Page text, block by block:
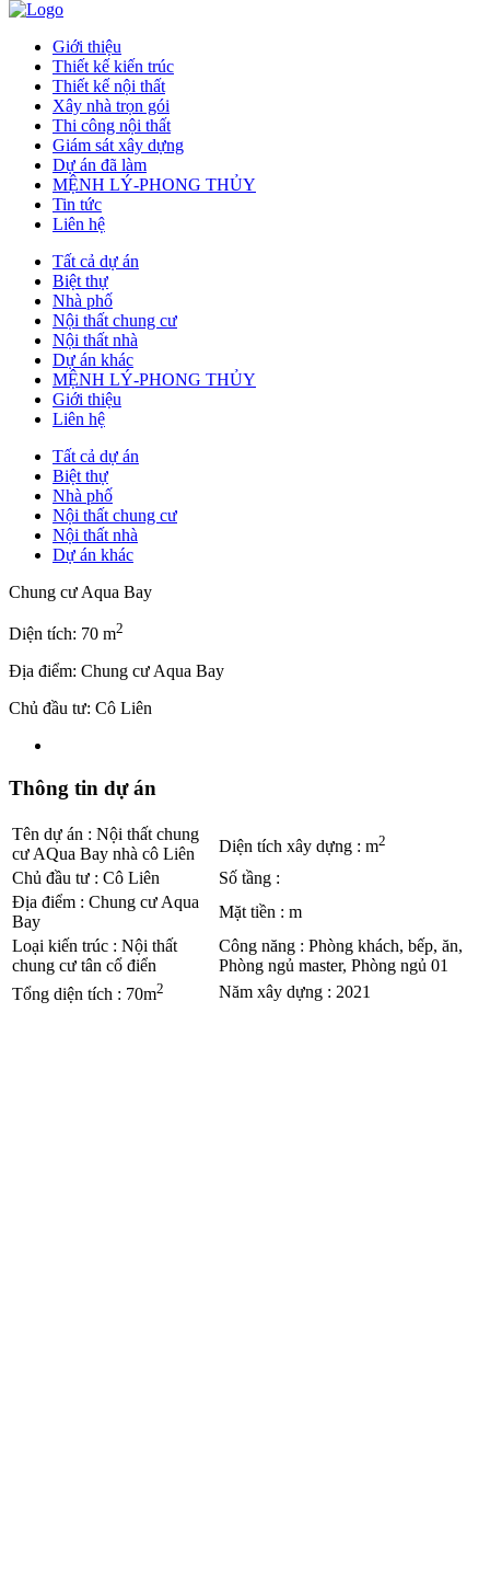
Giới thiệu
Thiết kế kiến trúc
Thiết kế nội thất
Xây nhà trọn gói
Thi công nội thất
Giám sát xây dựng
Dự án đã làm
MỆNH LÝ-PHONG THỦY
Tin tức
Liên hệ
Tất cả dự án
Biệt thự
Nhà phố
Nội thất chung cư
Nội thất nhà
Dự án khác
MỆNH LÝ-PHONG THỦY
Giới thiệu
Liên hệ
Tất cả dự án
Biệt thự
Nhà phố
Nội thất chung cư
Nội thất nhà
Dự án khác
Chung cư Aqua Bay
Diện tích: 70 m2
Địa điểm: Chung cư Aqua Bay
Chủ đầu tư: Cô Liên
Thông tin dự án
Tên dự án : Nội thất chung
cư AQua Bay nhà cô Liên
Diện tích xây dựng : m2
Chủ đầu tư : Cô Liên Số tầng :
Địa điểm : Chung cư Aqua
Bay
Mặt tiền : m
Loại kiến trúc : Nội thất
chung cư tân cổ điển
Công năng : Phòng khách, bếp, ăn,
Phòng ngủ master, Phòng ngủ 01
Tổng diện tích : 70m2 Năm xây dựng : 2021